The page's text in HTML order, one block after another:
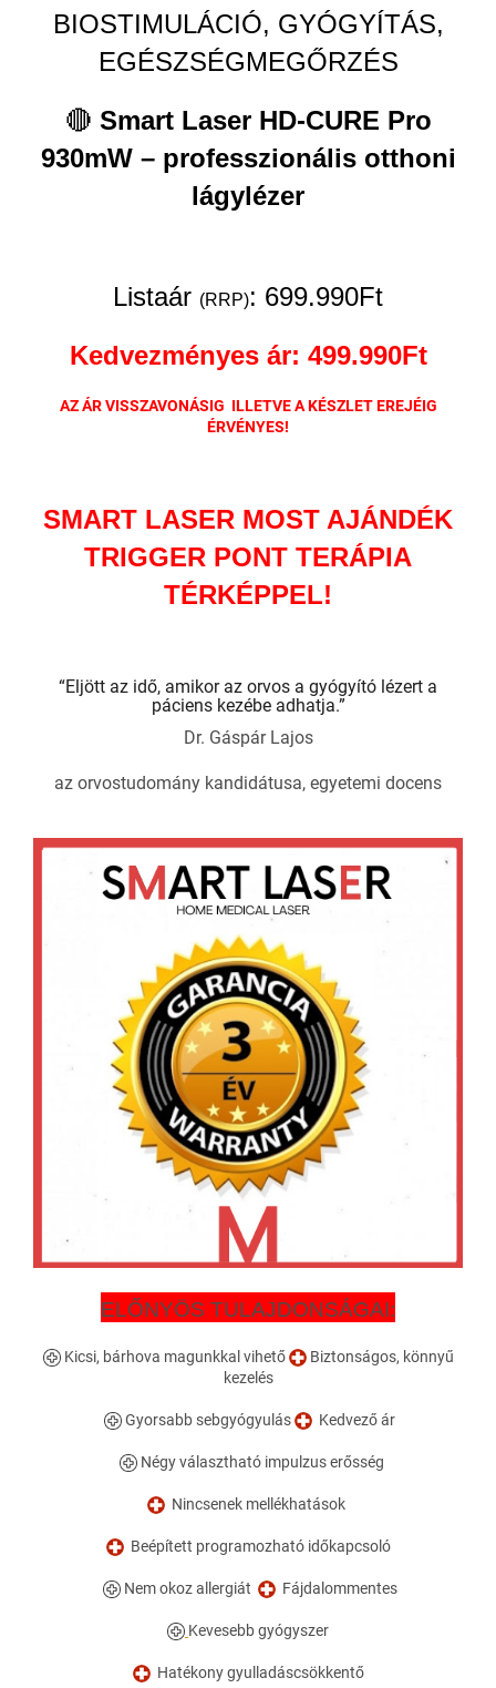
BIOSTIMULÁCIÓ, GYÓGYÍTÁS,
EGÉSZSÉGMEGŐRZÉS
🔴 Smart Laser HD-CURE Pro
930mW – professzionális otthoni
lágylézer
Listaár (RRP): 699.990Ft
Kedvezményes ár: 499.990Ft
AZ ÁR VISSZAVONÁSIG ILLETVE A KÉSZLET EREJÉIG
ÉRVÉNYES!
SMART LASER MOST AJÁNDÉK
TRIGGER PONT TERÁPIA
TÉRKÉPPEL!
“Eljött az idő, amikor az orvos a gyógyító lézert a
páciens kezébe adhatja.”
Dr. Gáspár Lajos
az orvostudomány kandidátusa, egyetemi docens
ELŐNYÖS TULAJDONSÁGAI:
Kicsi, bárhova magunkkal vihető
Biztonságos, könnyű
kezelés
Gyorsabb sebgyógyulás Kedvező ár
Négy választható impulzus erősség
Nincsenek mellékhatások
Beépített programozható időkapcsoló
Nem okoz allergiát Fájdalommentes
Kevesebb gyógyszer
Hatékony gyulladáscsökkentő